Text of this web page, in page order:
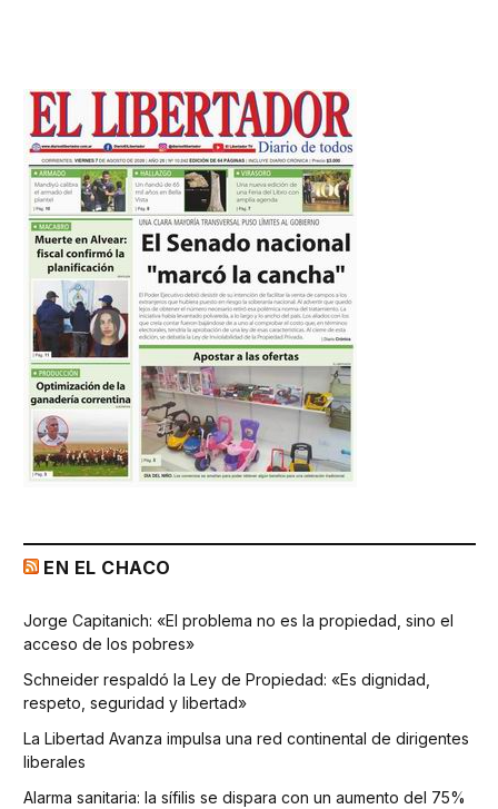
EN EL CHACO
Jorge Capitanich: «El problema no es la propiedad, sino el
acceso de los pobres»
Schneider respaldó la Ley de Propiedad: «Es dignidad,
respeto, seguridad y libertad»
La Libertad Avanza impulsa una red continental de dirigentes
liberales
Alarma sanitaria: la sífilis se dispara con un aumento del 75%